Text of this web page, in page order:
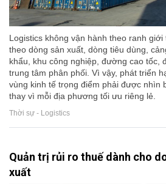
Logistics không vận hành theo ranh
theo dòng sản xuất, dòng tiêu dùng,
khẩu, khu công nghiệp, đường cao tốc,
trung tâm phân phối. Vì vậy, phát triển
vùng kinh tế trọng điểm phải được nhìn
thay vì mỗi địa phương tối ưu riêng lẻ.
Thời sự - Logistics
Quản trị rủi ro thuế dành cho
xuất